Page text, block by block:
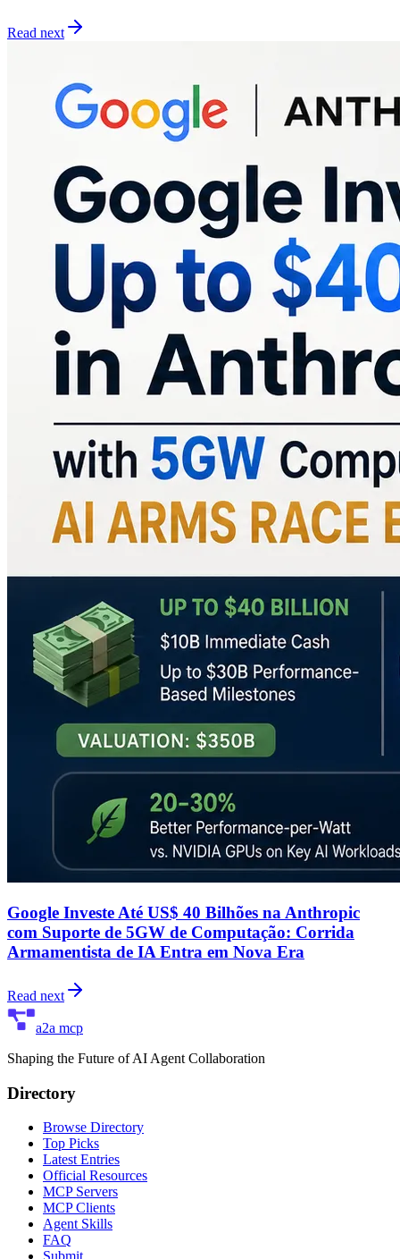
Read next
Google Investe Até US$ 40 Bilhões na Anthropic
com Suporte de 5GW de Computação: Corrida
Armamentista de IA Entra em Nova Era
Read next
a2a mcp
Shaping the Future of AI Agent Collaboration
Directory
Browse Directory
Top Picks
Latest Entries
Official Resources
MCP Servers
MCP Clients
Agent Skills
FAQ